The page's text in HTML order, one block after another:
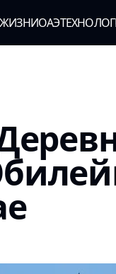
ОАЭ